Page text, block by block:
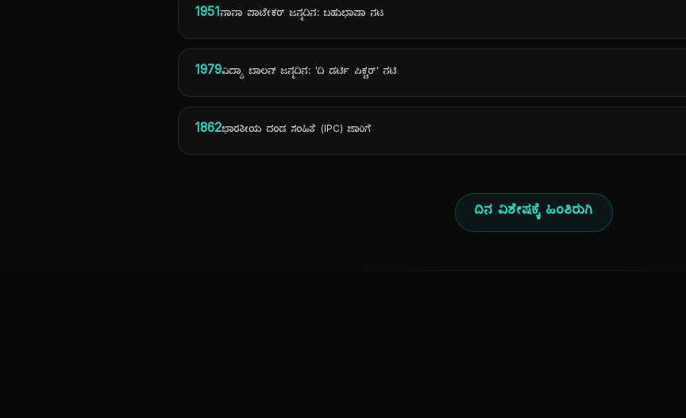
1951ನಾನಾ ಪಾಟೇಕರ್ ಜನ್ಮದಿನ: ಬಹುಭಾಷಾ ನಟ
1979ವಿದ್ಯಾ ಬಾಲನ್ ಜನ್ಮದಿನ: 'ದಿ ಡರ್ಟಿ ಪಿಕ್ಚರ್' ನಟಿ
1862ಭಾರತೀಯ ದಂಡ ಸಂಹಿತೆ (IPC) ಜಾರಿಗೆ
ದಿನ ವಿಶೇಷಕ್ಕೆ ಹಿಂತಿರುಗಿ